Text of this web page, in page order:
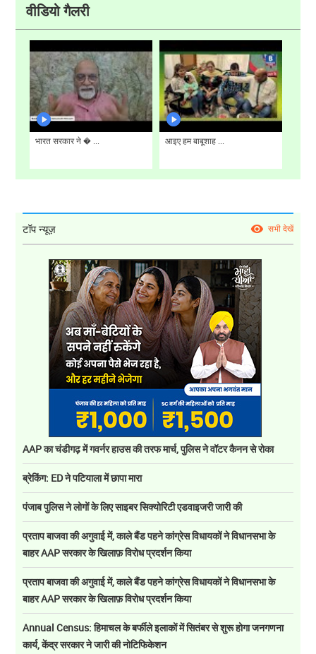
वीडियो गैलरी
भारत सरकार ने � ... आइए हम बाबूशाह ...
टॉप न्यूज़ सभी देखें
AAP का चंडीगढ़ में गवर्नर हाउस की तरफ मार्च, पुलिस ने वॉटर कैनन से रोका
ब्रेकिंग: ED ने पटियाला में छापा मारा
पंजाब पुलिस ने लोगों के लिए साइबर सिक्योरिटी एडवाइजरी जारी की
प्रताप बाजवा की अगुवाई में, काले बैंड पहने कांग्रेस विधायकों ने विधानसभा के
बाहर AAP सरकार के खिलाफ़ विरोध प्रदर्शन किया
प्रताप बाजवा की अगुवाई में, काले बैंड पहने कांग्रेस विधायकों ने विधानसभा के
बाहर AAP सरकार के खिलाफ़ विरोध प्रदर्शन किया
Annual Census: हिमाचल के बर्फीले इलाकों में सितंबर से शुरू होगा जनगणना
कार्य, केंद्र सरकार ने जारी की नोटिफिकेशन